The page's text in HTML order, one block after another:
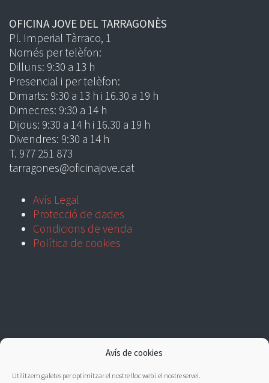
Avís de cookies
Utilitzem galetes per optimitzar el nostre lloc web i el nostre servei.
OFICINA JOVE DEL TARRAGONÈS
Pl. Imperial Tàrraco, 1
Només per telèfon:
Dilluns: 9:30 a 13 h
Presencial i per telèfon:
Dimarts: 9:30 a 13 h i 16.30 a 19 h
Dimecres: 9:30 a 14 h
Dijous: 9:30 a 14 h i 16.30 a 19 h
Divendres: 9:30 a 14 h
T. 977 251 873
tarragones@oficinajove.cat
Avís Legal
Protecció de dades
Condicions de venda
Política de cookies